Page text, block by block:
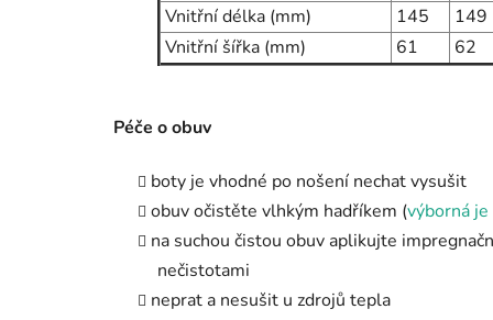
Vnitřní délka (mm)
145
149
Vnitřní šířka (mm)
61 62
Péče o obuv
boty je vhodné po nošení nechat vysušit
obuv očistěte vlhkým hadříkem (výborná
na suchou čistou obuv aplikujte
nečistotami
neprat a nesušit u zdrojů tepla